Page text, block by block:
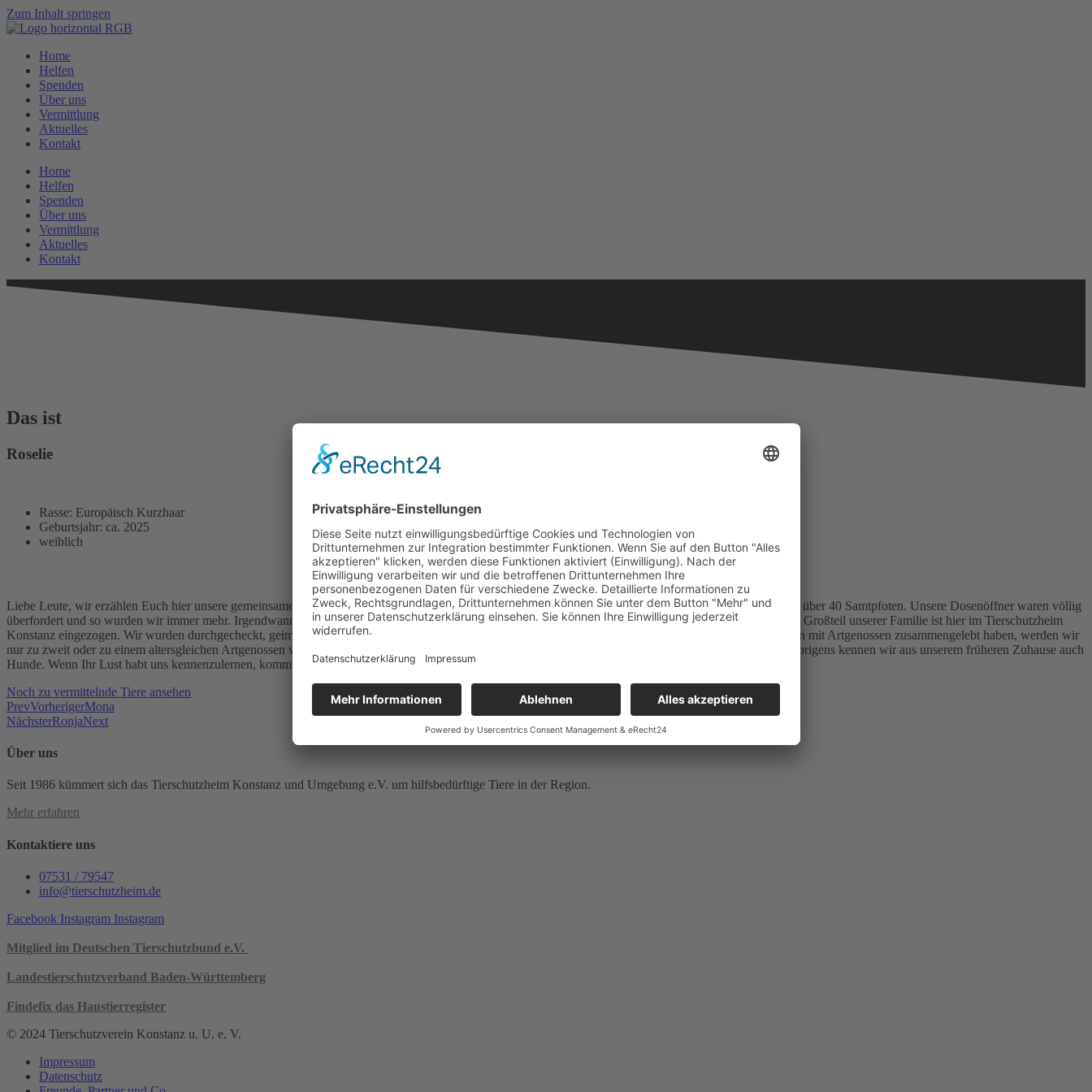
Zum Inhalt springen
Home
Helfen
Spenden
Über uns
Vermittlung
Aktuelles
Kontakt
Home
Helfen
Spenden
Über uns
Vermittlung
Aktuelles
Kontakt
Das ist
Roselie
Rasse: Europäisch Kurzhaar
Geburtsjahr: ca. 2025
weiblich
VERMITTELT!
Liebe Leute, wir erzählen Euch hier unsere gemeinsame Geschichte, die der R-Namen-Katzen. Wir kommen alle aus einem Haushalt, insgesamt waren wir über 40 Samtpfoten. Unsere Dosenöffner waren völlig
überfordert und so wurden wir immer mehr. Irgendwann sind Außenstehende auf die Situation aufmerksam geworden und wir haben Hilfe bekommen. Ein Großteil unserer Familie ist hier im Tierschutzheim
Konstanz eingezogen. Wir wurden durchgecheckt, geimpft und kastriert. Jetzt sind wir topfit und bereit für ein neues, richtige Zuhause. Da wir immer schon mit Artgenossen zusammengelebt haben, werden wir
nur zu zweit oder zu einem altersgleichen Artgenossen vermittelt. Wir waren bisher alle „Indoor-Katzen“, Freigang können wir uns aber auch vorstellen. Übrigens kennen wir aus unserem früheren Zuhause auch
Hunde. Wenn Ihr Lust habt uns kennenzulernen, kommt einfach mal zu den Besuchszeiten vorbei.
Noch zu vermittelnde Tiere ansehen
PrevVorherigerMona
NächsterRonjaNext
Über uns
Seit 1986 kümmert sich das Tierschutzheim Konstanz und Umgebung e.V. um hilfsbedürftige Tiere in der Region.
Mehr erfahren
Kontaktiere uns
07531 / 79547
info@tierschutzheim.de
Facebook Instagram Instagram
Mitglied im Deutschen Tierschutzbund e.V.
Landestierschutzverband Baden-Württemberg
Findefix das Haustierregister
© 2024 Tierschutzverein Konstanz u. U. e. V.
Impressum
Datenschutz